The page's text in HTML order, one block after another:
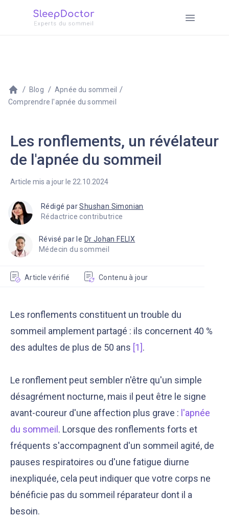
Blog
Apnée du sommeil
Comprendre l'apnée du sommeil
Les ronflements, un révélateur
de l'apnée du sommeil
Article mis a jour le 22.10.2024
Rédigé parShushan Simonian
Article vérifié Contenu à jour
Rédactrice contributrice
Révisé par le Dr Johan FELIX
Médecin du sommeil
Les ronflements constituent un trouble du
sommeil amplement partagé : ils concernent 40 %
des adultes de plus de 50 ans [1].
Le ronflement peut sembler n'être qu'un simple
désagrément nocturne, mais il peut être le signe
avant-coureur d'une affection plus grave : l'apnée
du sommeil . Lorsque des ronflements forts et
fréquents s'accompagnent d'un sommeil agité, de
pauses respiratoires ou d'une fatigue diurne
inexpliquée, cela peut indiquer que votre corps ne
bénéficie pas du sommeil réparateur dont il a
besoin.